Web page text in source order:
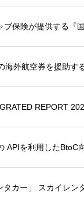
保険が提供する『
外航空券を援助
REPORT
APIを利用したBtoC
カー」 スカイレン